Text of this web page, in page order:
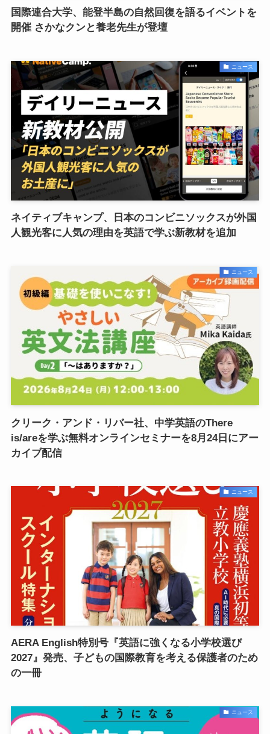
国際連合大学、能登半島の自然回復を語るイベントを
開催 さかなクンと養老先生が登壇
ニュース
ネイティブキャンプ、日本のコンビニソックスが外国
人観光客に人気の理由を英語で学ぶ新教材を追加
ニュース
クリーク・アンド・リバー社、中学英語のThere
is/areを学ぶ無料オンラインセミナーを8月24日にアー
カイブ配信
ニュース
AERA English特別号『英語に強くなる小学校選び
2027』発売、子どもの国際教育を考える保護者のため
の一冊
ニュース